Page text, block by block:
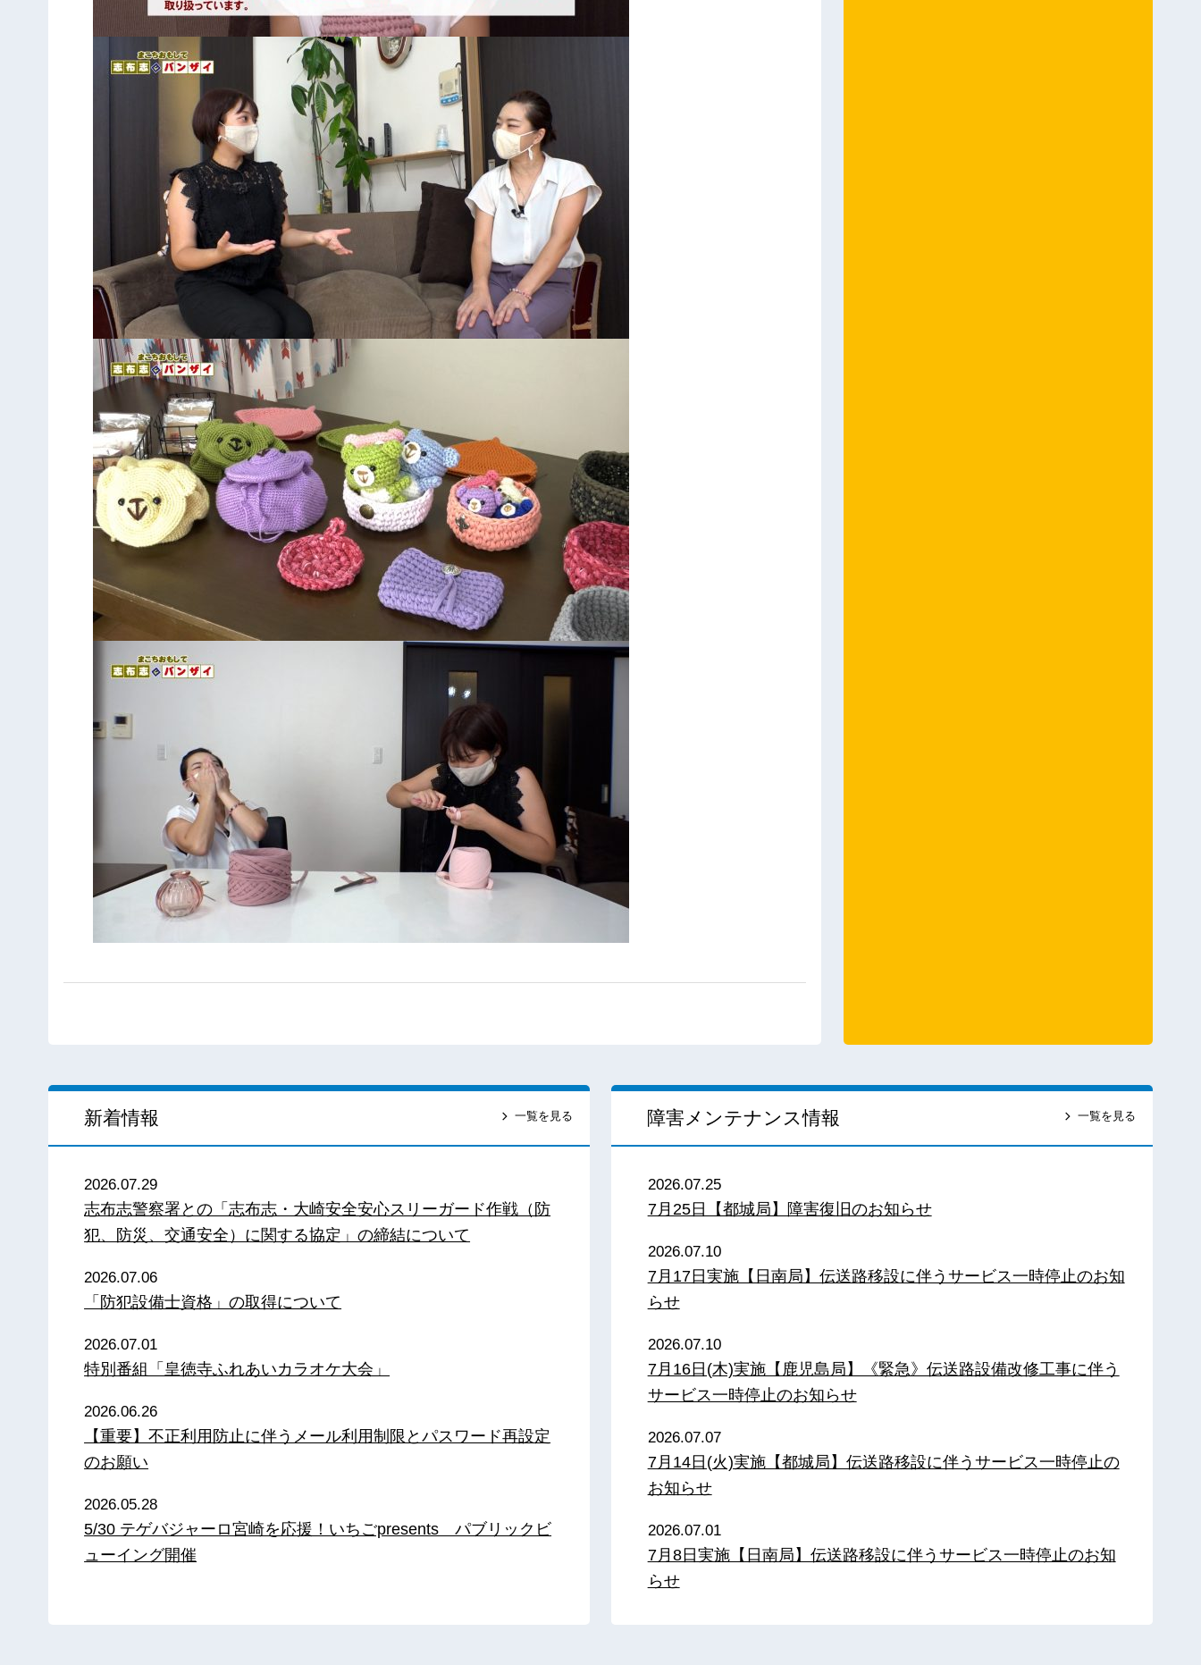
新着情報 一覧を見る
2026.07.29
志布志警察署との「志布志・大崎安全安心スリーガード作戦（防
犯、防災、交通安全）に関する協定」の締結について
2026.07.06
「防犯設備士資格」の取得について
2026.07.01
特別番組「皇徳寺ふれあいカラオケ大会」
2026.06.26
【重要】不正利用防止に伴うメール利用制限とパスワード再設定
のお願い
2026.05.28
5/30 テゲバジャーロ宮崎を応援！いちごpresents パブリックビ
ューイング開催
障害メンテナンス情報 一覧を見る
2026.07.25
7月25日【都城局】障害復旧のお知らせ
2026.07.10
7月17日実施【日南局】伝送路移設に伴うサービス一時停止のお知
らせ
2026.07.10
7月16日(木)実施【鹿児島局】《緊急》伝送路設備改修工事に伴う
サービス一時停止のお知らせ
2026.07.07
7月14日(火)実施【都城局】伝送路移設に伴うサービス一時停止の
お知らせ
2026.07.01
7月8日実施【日南局】伝送路移設に伴うサービス一時停止のお知
らせ